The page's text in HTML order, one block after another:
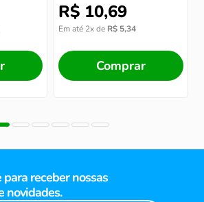
R$ 10,69
Em até 2x de R$ 5,34
Comprar
receber nossas
novidades.